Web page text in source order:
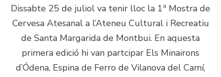
Dissabte 25 de juliol va tenir lloc la 1ª Mostra de
Cervesa Atesanal a l’Ateneu Cultural i Recreatiu
de Santa Margarida de Montbui. En aquesta
primera edició hi van partcipar Els Minairons
d’Ódena, Espina de Ferro de Vilanova del Camí,